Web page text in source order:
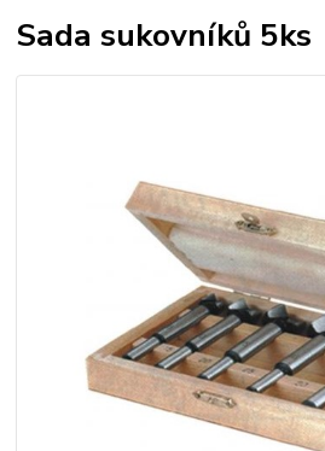
Sada sukovníků 5ks